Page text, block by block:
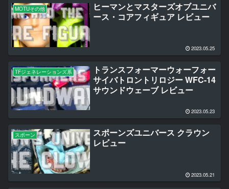
MOTUその他
ヒーマンとマスターズオブユニバ
ース・コアフィギュア レビュー
2023.05.25
TFジェネレーションズ系
トランスフォーマーウォーフォー
サイバトロントリロジー WFC-14
サウンドウェーブ レビュー
2023.05.23
スポーン
スポーンズユニバース クラウン
レビュー
2023.05.21